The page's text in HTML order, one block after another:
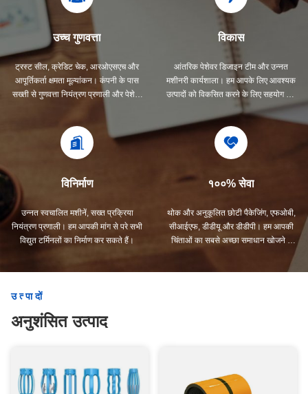
उच्च गुणवत्ता
ट्रस्ट सील, क्रेडिट चेक, आरओएसएच और
आपूर्तिकर्ता क्षमता मूल्यांकन। कंपनी के पास
सख्ती से गुणवत्ता नियंत्रण प्रणाली और पेशेवर
विकास
आंतरिक पेशेवर डिजाइन टीम और उन्नत
मशीनरी कार्यशाला। हम आपके लिए आवश्यक
उत्पादों को विकसित करने के लिए सहयोग कर
सकते हैं।
विनिर्माण
उन्नत स्वचालित मशीनें, सख्त प्रक्रिया
नियंत्रण प्रणाली। हम आपकी मांग से परे सभी
विद्युत टर्मिनलों का निर्माण कर सकते हैं।
१००% सेवा
थोक और अनुकूलित छोटी पैकेजिंग, एफओबी,
सीआईएफ, डीडीयू और डीडीपी। हम आपकी
चिंताओं का सबसे अच्छा समाधान खोजने में
उत्पादों
अनुशंसित उत्पाद